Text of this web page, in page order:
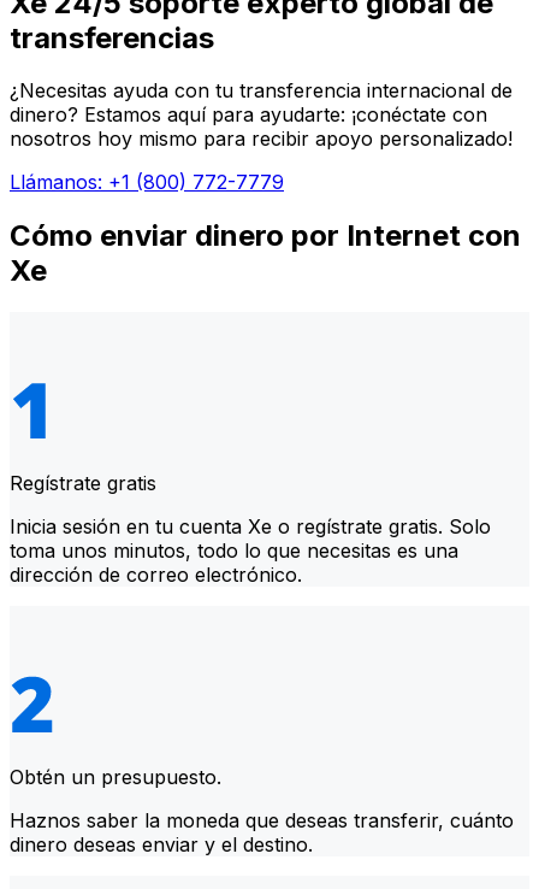
transferencias
¿Necesitas ayuda con tu transferencia internacional de
dinero? Estamos aquí para ayudarte: ¡conéctate con
nosotros hoy mismo para recibir apoyo personalizado!
Llámanos: +1 (800) 772-7779
Cómo enviar dinero por Internet con
Xe
Regístrate gratis
Inicia sesión en tu cuenta Xe o regístrate gratis. Solo
toma unos minutos, todo lo que necesitas es una
dirección de correo electrónico.
Obtén un presupuesto.
Haznos saber la moneda que deseas transferir, cuánto
dinero deseas enviar y el destino.